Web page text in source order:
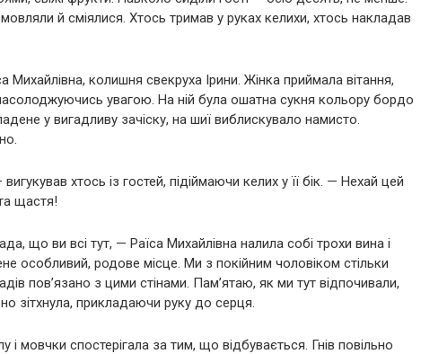
й сміялися. Хтось тримав у руках келихи, хтось накладав
Михайлівна, колишня свекруха Ірини. Жінка приймала вітання,
увагою. На ній була ошатна сукня кольору бордо
у вигадливу зачіску, на шиї виблискувало намисто.
хтось із гостей, підіймаючи келих у її бік. — Нехай цей
щастя!
що ви всі тут, — Раїса Михайлівна налила собі трохи вина і
особливий, родове місце. Ми з покійним чоловіком стільки
пов’язано з цими стінами. Пам’ятаю, як ми тут відпочивали,
зітхнула, прикладаючи руку до серця.
і мовчки спостерігала за тим, що відбувається. Гнів повільно